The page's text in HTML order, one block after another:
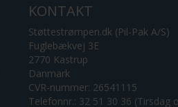
KONTAKT
Støttestrømpen.dk (Pil-Pak A/S)
Fuglebækvej 3E
2770 Kastrup
Danmark
CVR-nummer: 26541115
Telefonnr.: 32 51 30 36 (Tirsdag